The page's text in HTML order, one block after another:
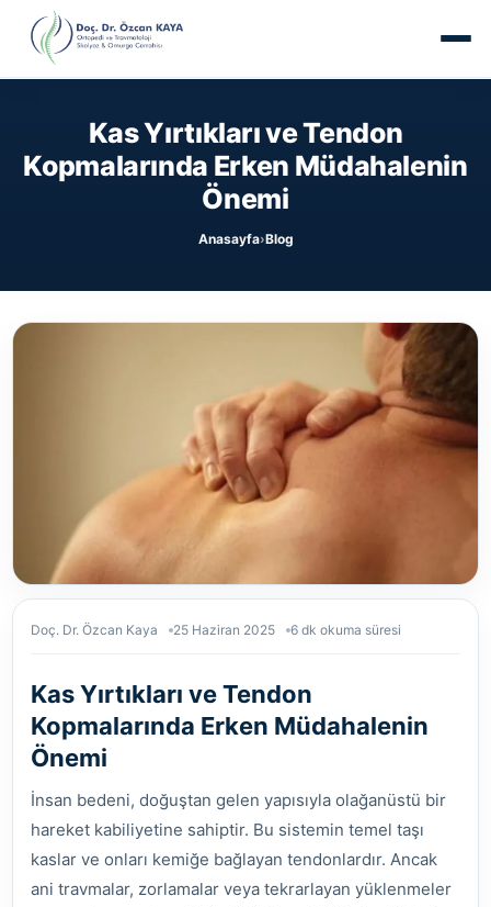
Kas Yırtıkları ve Tendon
Kopmalarında Erken Müdahalenin
Önemi
Anasayfa›Blog
Doç. Dr. Özcan Kaya 25 Haziran 2025 6 dk okuma süresi
Kas Yırtıkları ve Tendon
Kopmalarında Erken Müdahalenin
Önemi
İnsan bedeni, doğuştan gelen yapısıyla olağanüstü bir
hareket kabiliyetine sahiptir. Bu sistemin temel taşı
kaslar ve onları kemiğe bağlayan tendonlardır. Ancak
ani travmalar, zorlamalar veya tekrarlayan yüklenmeler